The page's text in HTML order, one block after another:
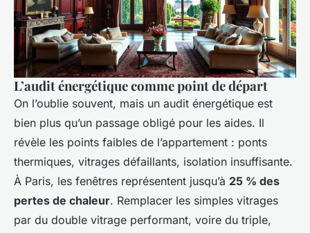
L’audit énergétique comme point de départ
On l’oublie souvent, mais un audit énergétique est
bien plus qu’un passage obligé pour les aides. Il
révèle les points faibles de l’appartement : ponts
thermiques, vitrages défaillants, isolation insuffisante.
À Paris, les fenêtres représentent jusqu’à 25 % des
pertes de chaleur. Remplacer les simples vitrages
par du double vitrage performant, voire du triple,